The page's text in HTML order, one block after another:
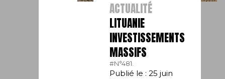
ACTUALITÉ
LITUANIE
INVESTISSEMENTS
MASSIFS
#N°481.
Publié le : 25 juin